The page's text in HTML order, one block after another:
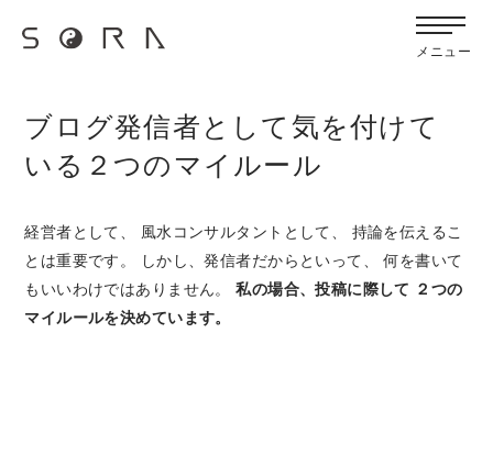
メニュー
宙SORAのブログ
ブログ発信者として気を付けて
いる２つのマイルール
経営者として、 風水コンサルタントとして、 持論を伝えるこ
とは重要です。 しかし、発信者だからといって、 何を書いて
もいいわけではありません。私の場合、投稿に際して ２つの
マイルールを決めています。